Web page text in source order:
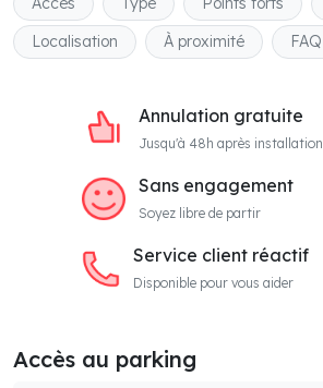
Localisation
À proximité FAQ
Annulation gratuite
Jusqu'à 48h après installation
Sans engagement
Soyez libre de partir
Service client réactif
Disponible pour vous aider
Accès au parking